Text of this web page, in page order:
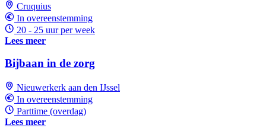
Cruquius
In overeenstemming
20 - 25 uur per week
Lees meer
Bijbaan in de zorg
Nieuwerkerk aan den IJssel
In overeenstemming
Parttime (overdag)
Lees meer